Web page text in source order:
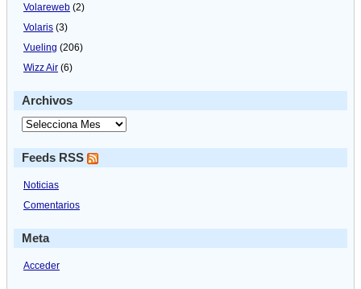
Volareweb (2)
Volaris (3)
Vueling (206)
Wizz Air (6)
Archivos
Feeds RSS
Noticias
Comentarios
Meta
Acceder